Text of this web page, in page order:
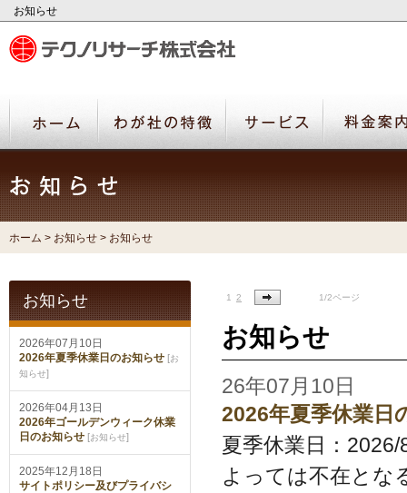
お知らせ
ホーム > お知らせ > お知らせ
1 2 1/2ページ
お知らせ
26年07月10日
2026年夏季休業日
夏季休業日：
よっては不在とな
お知らせ
2026年07月10日
2026年夏季休業日のお知らせ [お
知らせ]
2026年04月13日
2026年ゴールデンウィーク休業
日のお知らせ [お知らせ]
2025年12月18日
サイトポリシー及びプライバシ